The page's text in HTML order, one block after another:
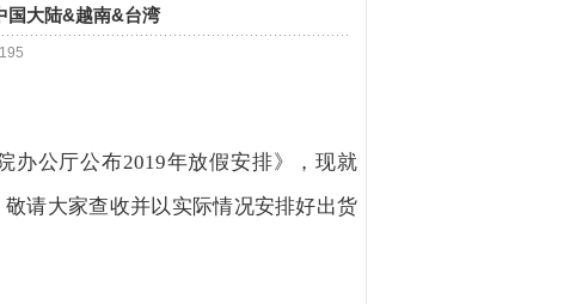
国大陆&越南&台湾
办公厅公布2019年放假安排》，现就
请大家查收并以实际情况安排好出货